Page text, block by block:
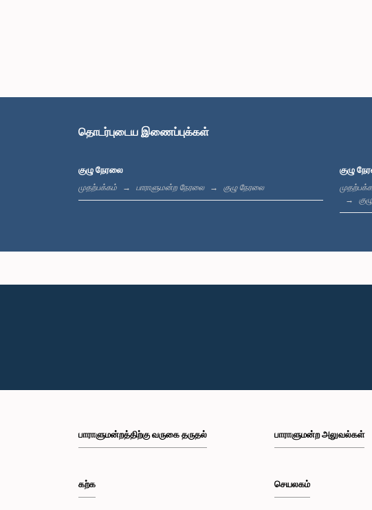
தொடர்புடைய இணைப்புக்கள்
குழு நேரலை
முதற்பக்கம் பாராளுமன்ற நேரலை குழு நேரலை
குழு
பாராளுமன்றத்திற்கு வருகை தருதல்
கற்க
பாராளுமன்ற அலுவல்கள்
செயலகம்